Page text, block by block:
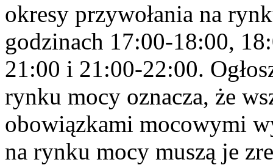
okresy przywołania na
godzinach 17:00-18:00,
21:00 i 21:00-22:00.
rynku mocy oznacza, że
obowiązkami mocowymi
na rynku mocy muszą je